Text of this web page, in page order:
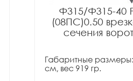
Ф315/Ф315-40
(08ПС)0.50
сечения
Габаритные размеры:
см, вес 919 гр.